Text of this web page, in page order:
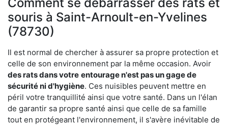
souris à Saint-Arnoult-en-Yvelines
(78730)
Il est normal de chercher à assurer sa propre protection et
celle de son environnement par la même occasion. Avoir
des rats dans votre entourage n'est pas un gage de
sécurité ni d'hygiène. Ces nuisibles peuvent mettre en
péril votre tranquillité ainsi que votre santé. Dans un l'élan
de garantir sa propre santé ainsi que celle de sa famille
tout en protégeant l'environnement, il s'avère inévitable de